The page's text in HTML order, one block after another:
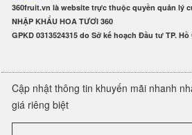
360fruit.vn là website trực thuộc quyền quản lý
NHẬP KHẨU HOA TƯƠI 360
GPKD 0313524315 do Sở kế hoạch Đầu tư TP.
Cập nhật thông tin khuyến mãi nhanh
giá riêng biệt